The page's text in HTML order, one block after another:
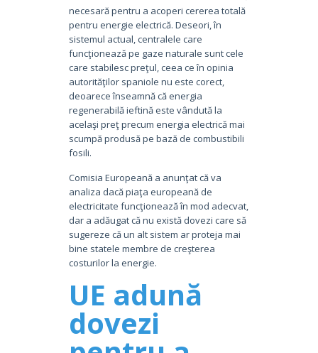
necesară pentru a acoperi cererea totală
pentru energie electrică. Deseori, în
sistemul actual, centralele care
funcţionează pe gaze naturale sunt cele
care stabilesc preţul, ceea ce în opinia
autorităţilor spaniole nu este corect,
deoarece înseamnă că energia
regenerabilă ieftină este vândută la
acelaşi preţ precum energia electrică mai
scumpă produsă pe bază de combustibili
fosili.
Comisia Europeană a anunţat că va
analiza dacă piaţa europeană de
electricitate funcţionează în mod adecvat,
dar a adăugat că nu există dovezi care să
sugereze că un alt sistem ar proteja mai
bine statele membre de creşterea
costurilor la energie.
UE adună
dovezi